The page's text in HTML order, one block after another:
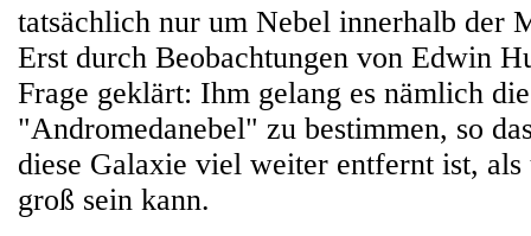
tatsächlich nur um Nebel innerhalb der
Erst durch Beobachtungen von Edwin
Frage geklärt: Ihm gelang es nämlich
"Andromedanebel" zu bestimmen, so
diese Galaxie viel weiter entfernt ist,
groß sein kann.